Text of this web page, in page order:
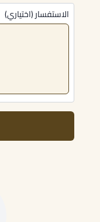
الاستفسار (اختياري)